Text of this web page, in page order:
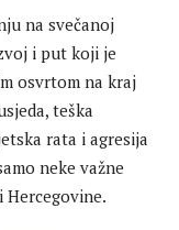
na svečanoj
i put koji je
osvrtom na kraj
teška
rata i agresija
neke važne
Hercegovine.